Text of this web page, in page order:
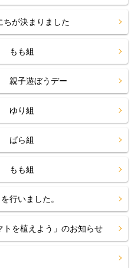
ちが決まりました
もも組
親子遊ぼうデー
ゆり組
ばら組
もも組
行いました。
トを植えよう」のお知らせ